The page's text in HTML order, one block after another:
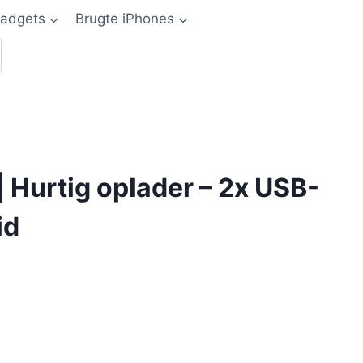
Brugte iPhones
Hurtig oplader – 2x USB-